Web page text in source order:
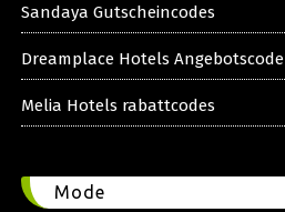
Sandaya Gutscheincodes
Dreamplace Hotels Angebotscode
Melia Hotels rabattcodes
Mode